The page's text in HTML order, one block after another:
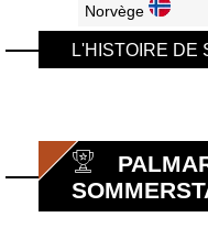
Norvège
L'HISTOIRE DE